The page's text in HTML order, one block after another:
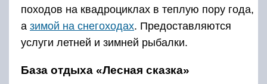
походов на квадроциклах в теплую пору года,
а зимой на снегоходах. Предоставляются
услуги летней и зимней рыбалки.
База отдыха «Лесная сказка»